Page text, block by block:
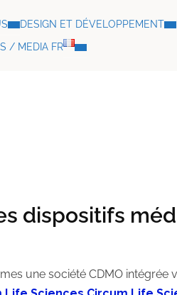
DESIGN ET DÉVELOPPEMENT
/ MEDIA FR
dispositifs
une société CDMO intégrée